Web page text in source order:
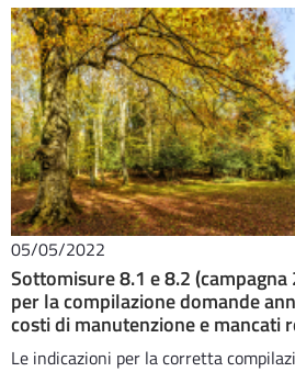
05/05/2022
Sottomisure 8.1 e 8.2
per la compilazione domande
costi di manutenzione e mancati
Le indicazioni per la corretta